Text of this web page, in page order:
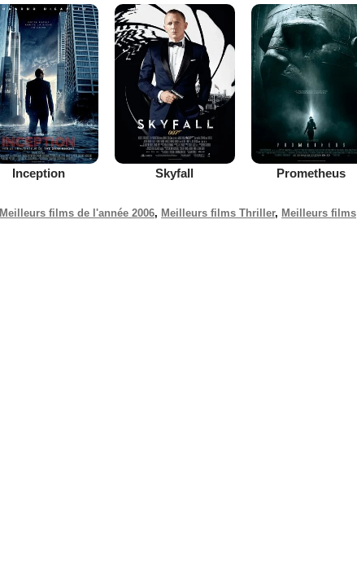
Inception Skyfall Prometheus
Meilleurs films de l'année 2006, Meilleurs films Thriller, Meilleurs films